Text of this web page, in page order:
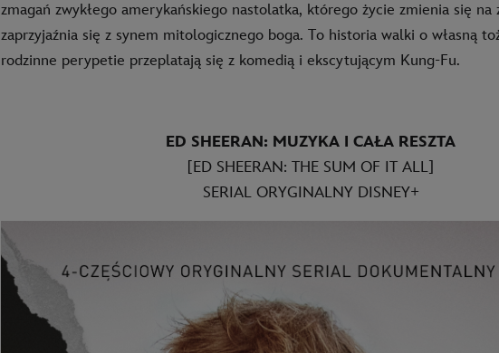
zmagań zwykłego amerykańskiego nastolatka, którego życie zmienia się na
zaprzyjaźnia się z synem mitologicznego boga. To historia walki o własną
rodzinne perypetie przeplatają się z komedią i ekscytującym Kung-Fu.
ED SHEERAN: MUZYKA I CAŁA RESZTA
[ED SHEERAN: THE SUM OF IT ALL]
SERIAL ORYGINALNY DISNEY+